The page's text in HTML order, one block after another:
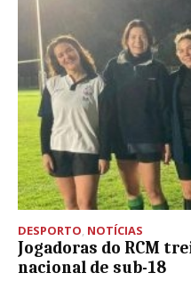
DESPORTO, NOTÍCIAS
Jogadoras do RCM
nacional de sub-18